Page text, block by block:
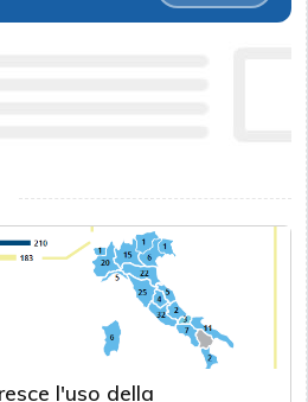
l'uso della